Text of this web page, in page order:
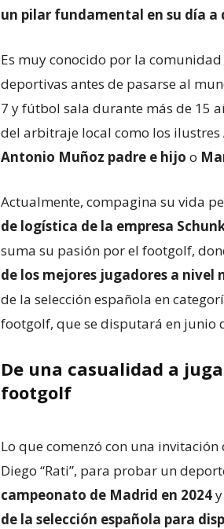
un pilar fundamental en su día a
Es muy conocido por la
deportivas antes de pasarse al
7 y fútbol sala durante más de 15
del arbitraje local como los ilustres
Antonio Muñoz padre e hijo o
Actualmente, compagina su vida
de logística de la empresa
suma su pasión por el footgolf,
de los mejores jugadores a nivel
de la selección española en
footgolf, que se disputará en junio
De una casualidad a
footgolf
Lo que comenzó con una
Diego “Rati”, para probar un
campeonato de Madrid en 2024
de la selección española para